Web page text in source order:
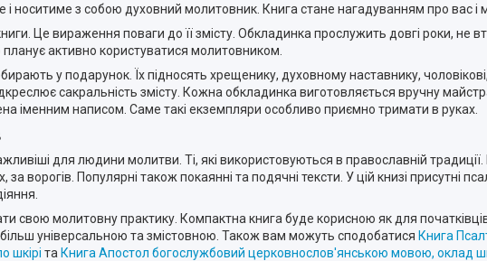
і носитиме з собою духовний молитовник. Книга стане нагадуванням про вас і
Це вираження поваги до її змісту. Обкладинка прослужить довгі роки, не
активно користуватися молитовником.
у подарунок. Їх підносять хрещенику, духовному наставнику,
сакральність змісту. Кожна обкладинка виготовляється вручну
іменним написом. Саме такі екземпляри особливо приємно тримати в руках.
для людини молитви. Ті, які використовуються в православній традиції.
за ворогів. Популярні також покаянні та подячні тексти. У цій книзі присутні
свою молитовну практику. Компактна книга буде корисною як для
більш універсальною та змістовною. Також вам можуть сподобатися Книга
шкірі та Книга Апостол богослужбовий церковнослов'янською мовою, оклад